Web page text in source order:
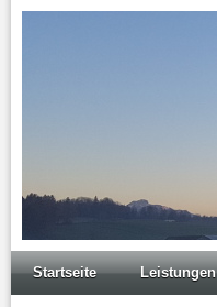
Startseite Leistungen